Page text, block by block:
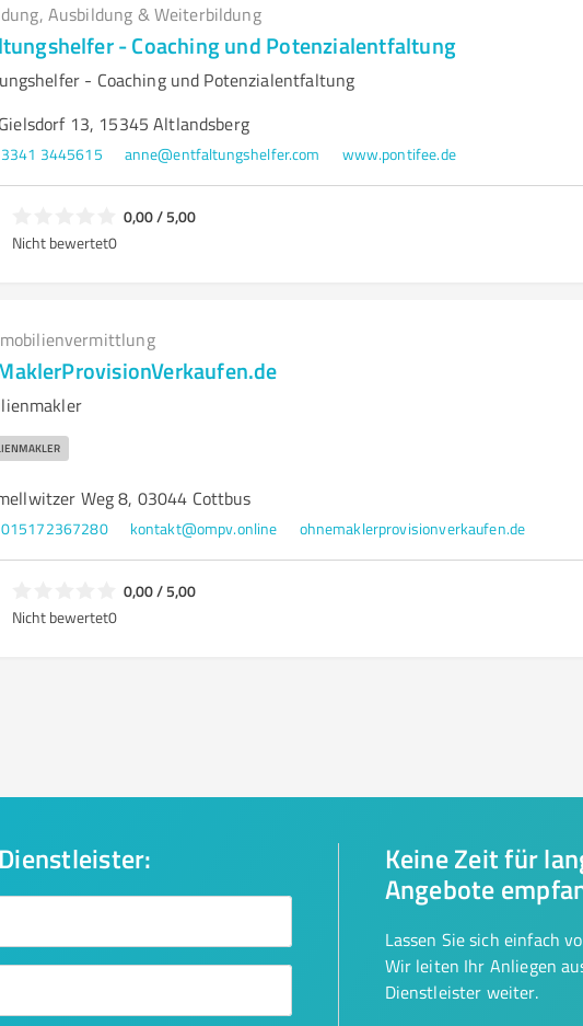
Ausbildung & Weiterbildung
- Coaching und Potenzialentfaltung
- Coaching und Potenzialentfaltung
13, 15345 Altlandsberg
3341 3445615 anne@entfaltungshelfer.com www.pontifee.de
0,00 / 5,00
Nicht bewertet0
Weg 8, 03044 Cottbus
015172367280 kontakt@ompv.online ohnemaklerprovisionverkaufen.de
0,00 / 5,00
Nicht bewertet0
Keine Zeit für
Angebote
Lassen Sie sich einfach
Wir leiten Ihr Anliegen
Dienstleister weiter.